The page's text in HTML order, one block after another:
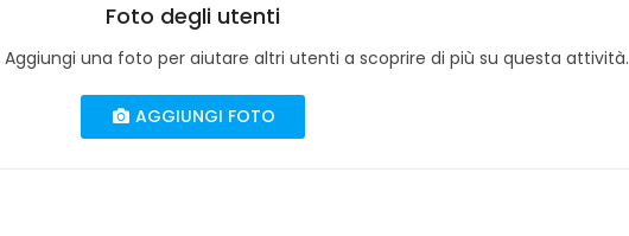
Foto degli utenti
Aggiungi una foto per aiutare altri utenti a scoprire di più su questa attività.
AGGIUNGI FOTO